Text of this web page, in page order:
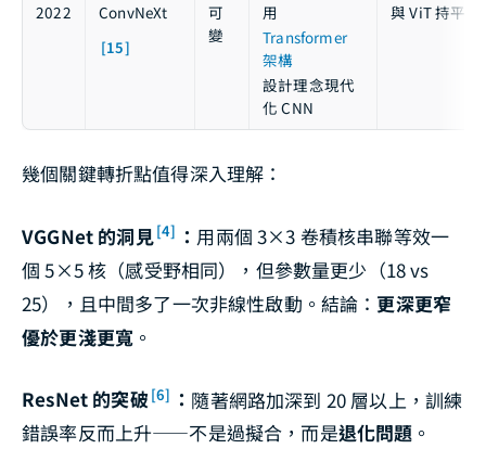
2022 ConvNeXt
[15]
可
變
用
Transformer
架構
設計理念現代
化 CNN
與 ViT 持平
幾個關鍵轉折點值得深入理解：
VGGNet 的洞見[4] ： 用兩個 3×3 卷積核串聯等效一
個 5×5 核（感受野相同），但參數量更少（18 vs
25），且中間多了一次非線性啟動。結論： 更深更窄
優於更淺更寬 。
ResNet 的突破[6] ： 隨著網路加深到 20 層以上，訓練
錯誤率反而上升——不是過擬合，而是退化問題 。